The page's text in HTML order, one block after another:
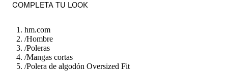
COMPLETA TU LOOK
hm.com
/Hombre
/Poleras
/Mangas cortas
/Polera de algodón Oversized Fit